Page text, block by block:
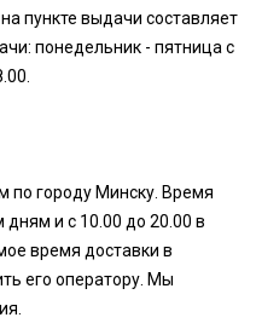
пункте выдачи составляет
понедельник - пятница с
по городу Минску. Время
дням и с 10.00 до 20.00 в
время доставки в
его оператору. Мы